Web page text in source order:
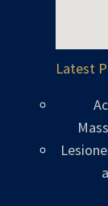
Latest